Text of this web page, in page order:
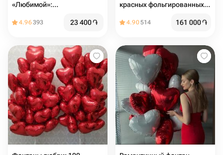
«Любимой»:
конфетти
4.96393 23 400֏
красных фольгированных
4.90514 161 000֏